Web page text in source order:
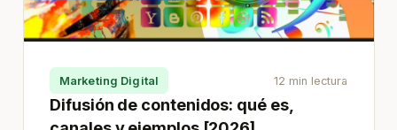
Marketing Digital 12 min lectura
Difusión de contenidos: qué es,